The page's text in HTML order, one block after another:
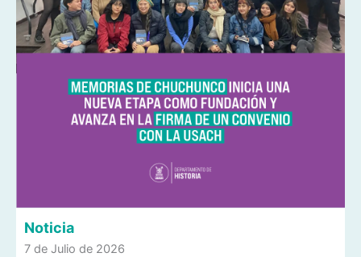
Noticia
7 de Julio de 2026